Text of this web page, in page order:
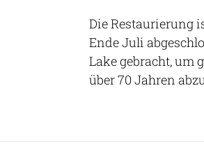
Die Restaurierung
Ende Juli
Lake gebracht, um
über 70 Jahren